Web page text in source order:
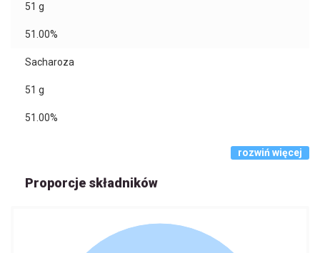
51 g
51.00%
Sacharoza
51 g
51.00%
rozwiń więcej
Proporcje składników